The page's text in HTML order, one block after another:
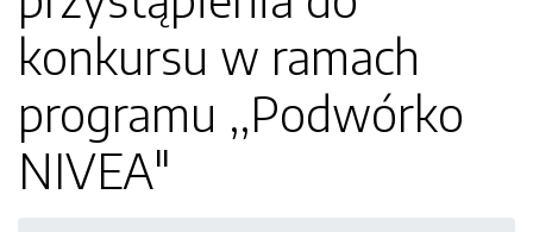
konkursu w ramach
programu ,,Podwórko
NIVEA"